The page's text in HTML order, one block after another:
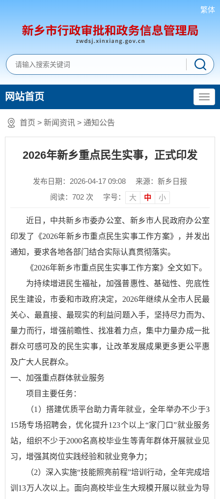
繁体
网站首页
首页 > 新闻资讯 > 通知公告
2026年新乡重点民生实事，正式印发
发布日期：2026-04-17 09:08
来源：新乡日报
阅读： 702 次 字号： 大 中 小
近日，中共新乡市委办公室、新乡市人民政府办公室
印发了《2026年新乡市重点民生实事工作方案》，并发出
通知，要求各地各部门结合实际认真贯彻落实。
《2026年新乡市重点民生实事工作方案》全文如下。
为持续增进民生福祉，加强普惠性、基础性、兜底性
民生建设，市委和市政府决定，2026年继续从全市人民最
关心、最直接、最现实的利益问题入手，坚持尽力而为、
量力而行，增强前瞻性、找准着力点，集中力量办成一批
群众可感可及的民生实事，让改革发展成果更多更公平惠
及广大人民群众。
一、加强重点群体就业服务
项目主要任务：
（1）搭建优质平台助力青年就业，全年举办不少于3
15场专场招聘会，优化提升123个以上“家门口”就业服务
站，组织不少于2000名高校毕业生等青年群体开展就业见
习，增强其岗位实践经验和就业竞争力；
（2）深入实施“技能照亮前程”培训行动，全年完成培
训13万人次以上。面向高校毕业生大规模开展以就业为导